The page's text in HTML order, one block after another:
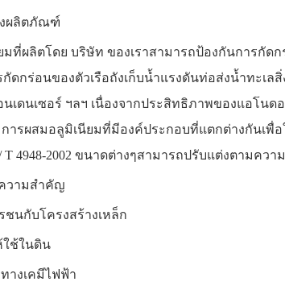
ผลิตภัณฑ์
ที่ผลิตโดย บริษัท ของเราสามารถป้องกันการกัด
ดกร่อนของตัวเรือถังเก็บน้ำแรงดันท่อส่งน้ำทะเล
เดนเซอร์ ฯลฯ เนื่องจากประสิทธิภาพของแอโน
การผสมอลูมิเนียมที่มีองค์ประกอบที่แตกต่างกันเพื่
4948-2002 ขนาดต่างๆสามารถปรับแต่งตามควา
วามสำคัญ
ชนกับโครงสร้างเหล็ก
ใช้ในดิน
างเคมีไฟฟ้า